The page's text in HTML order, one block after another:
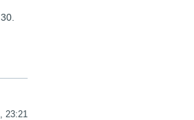
23:21